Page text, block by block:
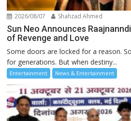
2026/08/07 Shahzad Ahmed
Sun Neo Announces
of Revenge and Love
Some doors are locked for a reason.
for generations. But when destiny...
Entertainment News & Entertainment